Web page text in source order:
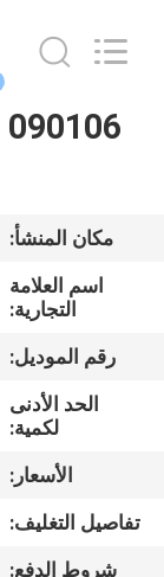
الصفحة
منتجات
معلومات
المعمل
ruihuaxin
Electromechanical
مكان المنشأ:
اسم العلامة
التجارية:
رقم الموديل:
الحد الأدنى
لكمية:
الأسعار:
تفاصيل التغليف:
شروط الدفع: